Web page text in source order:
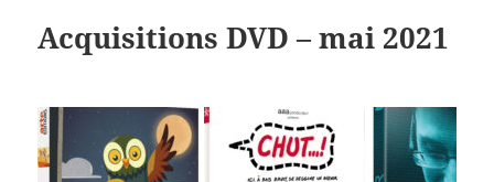
Acquisitions DVD – mai 2021